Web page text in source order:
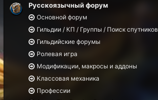
Русскоязычный форум
Основной форум
Гильдии / КП / Группы / Поиск спутников
Гильдийские форумы
Ролевая игра
Модификации, макросы и аддоны
Классовая механика
Профессии